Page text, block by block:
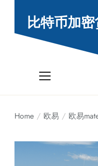
比特币加
Home 欧易 欧易